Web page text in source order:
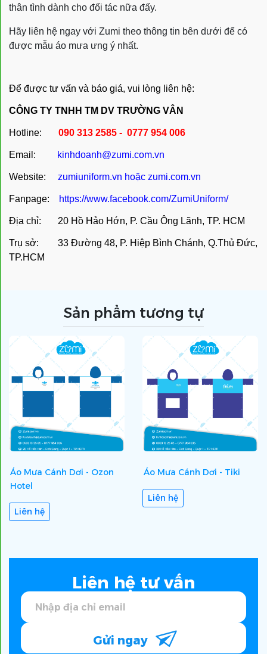
thân tình dành cho đối tác nữa đấy.
Hãy liên hệ ngay với Zumi theo thông tin bên dưới để có
được mẫu áo mưa ưng ý nhất.
Để được tư vấn và báo giá, vui lòng liên hệ:
CÔNG TY TNHH TM DV TRƯỜNG VÂN
Hotline: 090 313 2585 - 0777 954 006
Email: kinhdoanh@zumi.com.vn
Website: zumiuniform.vn hoặc zumi.com.vn
Fanpage: https://www.facebook.com/ZumiUniform/
Địa chỉ: 20 Hồ Hảo Hớn, P. Cầu Ông Lãnh, TP. HCM
Trụ sở: 33 Đường 48, P. Hiệp Bình Chánh, Q.Thủ Đức,
TP.HCM
Sản phẩm tương tự
Áo Mưa Cánh Dơi - Ozon
Hotel
Liên hệ
Áo Mưa Cánh Dơi - Tiki
Liên hệ
Liên hệ tư vấn
Gửi ngay